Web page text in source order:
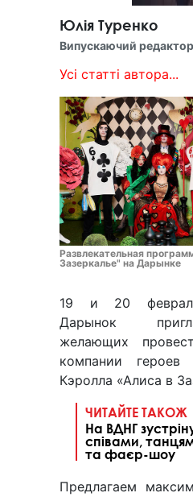
Юлія Туренко
Випускаючий редактор
Усі статті автора...
Развлекательная
Зазеркалье" на Дарынке
19 и 20
Дарынок
желающих
компании героев
Кэролла «Алиса в
ЧИТАЙТЕ ТАКОЖ
На ВДНГ
співами,
та фаєр-шоу
Предлагаем